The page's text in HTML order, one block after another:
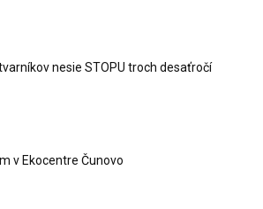
nesie STOPU troch desaťročí
v Ekocentre Čunovo